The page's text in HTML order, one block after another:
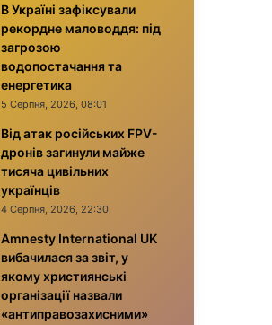
В Україні зафіксували
рекордне маловоддя: під
загрозою
водопостачання та
енергетика
5 Серпня, 2026, 08:01
Від атак російських FPV-
дронів загинули майже
тисяча цивільних
українців
4 Серпня, 2026, 22:30
Amnesty International UK
вибачилася за звіт, у
якому християнські
організації назвали
«антиправозахисними»